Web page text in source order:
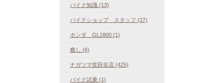
バイク知識 (13)
バイクショップ スタッフ (27)
ホンダ GL1800 (1)
癒し (6)
ナガツマ世田谷店 (425)
バイク試乗 (1)